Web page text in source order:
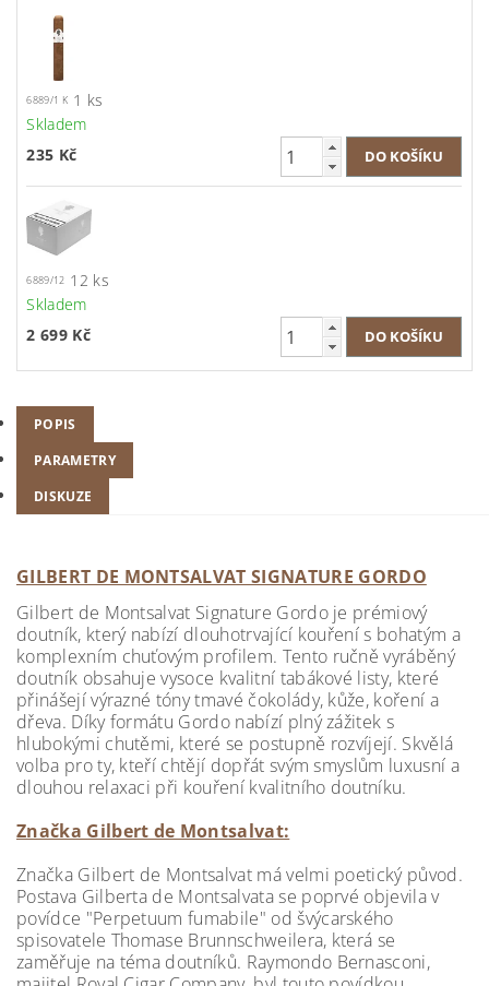
6889/1 K 1 ks
Skladem
235 Kč
6889/12 12 ks
Skladem
2 699 Kč
POPIS
PARAMETRY
DISKUZE
GILBERT DE MONTSALVAT SIGNATURE GORDO
Gilbert de Montsalvat Signature Gordo je prémiový
doutník, který nabízí dlouhotrvající kouření s bohatým a
komplexním chuťovým profilem. Tento ručně vyráběný
doutník obsahuje vysoce kvalitní tabákové listy, které
přinášejí výrazné tóny tmavé čokolády, kůže, koření a
dřeva. Díky formátu Gordo nabízí plný zážitek s
hlubokými chutěmi, které se postupně rozvíjejí. Skvělá
volba pro ty, kteří chtějí dopřát svým smyslům luxusní a
dlouhou relaxaci při kouření kvalitního doutníku.
Značka Gilbert de Montsalvat:
Značka Gilbert de Montsalvat má velmi poetický původ.
Postava Gilberta de Montsalvata se poprvé objevila v
povídce "Perpetuum fumabile" od švýcarského
spisovatele Thomase Brunnschweilera, která se
zaměřuje na téma doutníků. Raymondo Bernasconi,